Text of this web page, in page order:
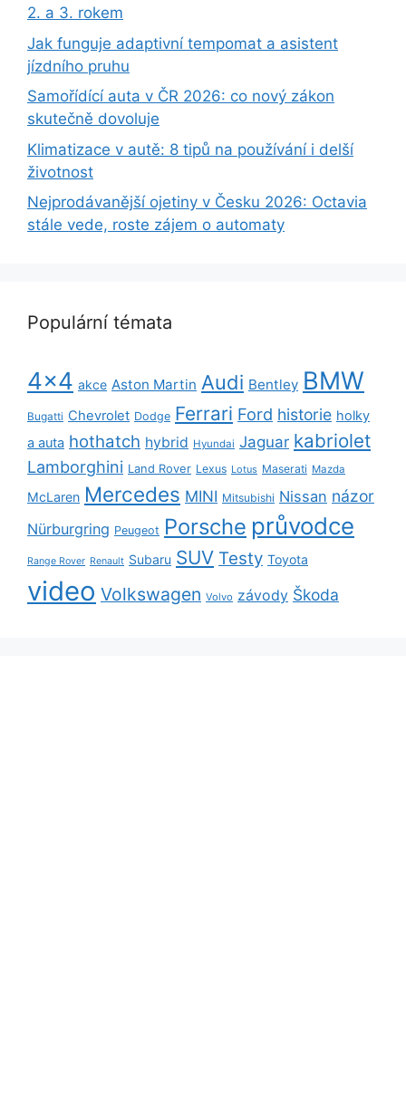
2. a 3. rokem
Jak funguje adaptivní tempomat a asistent
jízdního pruhu
Samořídící auta v ČR 2026: co nový zákon
skutečně dovoluje
Klimatizace v autě: 8 tipů na používání i delší
životnost
Nejprodávanější ojetiny v Česku 2026: Octavia
stále vede, roste zájem o automaty
Populární témata
4x4 akce Aston Martin Audi Bentley BMW
Bugatti Chevrolet Dodge Ferrari Ford historie holky
a auta hothatch hybrid Hyundai Jaguar kabriolet
Lamborghini Land Rover Lexus Lotus Maserati Mazda
McLaren Mercedes MINI Mitsubishi Nissan názor
Nürburgring Peugeot Porsche průvodce
Range Rover Renault Subaru SUV Testy Toyota
video Volkswagen Volvo závody Škoda